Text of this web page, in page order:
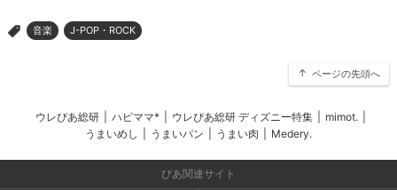
> 音楽 J-POP・ROCK
ページの先頭へ
ウレぴあ総研 ハピママ* ウレぴあ総研 ディズニー特集 mimot.
うまいめし
うまいパン うまい肉 Medery.
ぴあ関連サイト